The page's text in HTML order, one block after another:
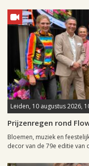
Leiden, 10 augustus 2026,
Prijzenregen rond
Bloemen, muziek en
decor van de 79e editie van